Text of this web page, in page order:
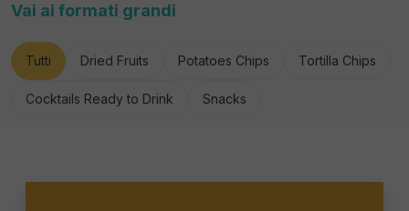
Vai ai formati grandi
Tutti Dried Fruits Potatoes Chips Tortilla Chips
Cocktails Ready to Drink Snacks